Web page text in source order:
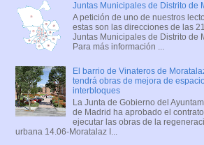
Juntas Municipales de Distrito de
A petición de uno de nuestros
estas son las direcciones de las 21
Juntas Municipales de Distrito de
Para más información ...
El barrio de Vinateros de
tendrá obras de mejora de
interbloques
La Junta de Gobierno del
de Madrid ha aprobado el
ejecutar las obras de la
urbana 14.06-Moratalaz I...